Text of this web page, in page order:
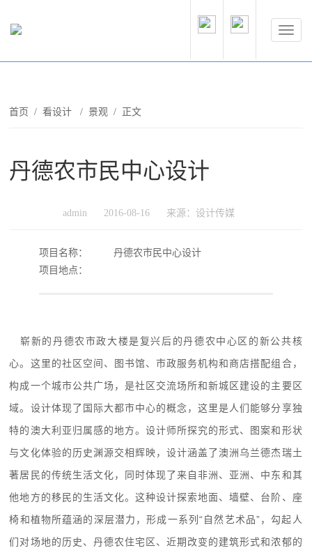
首页 /看设计 / 景观 / 正文
丹德农市民中心设计
admin 2016-08-16 来源：设计传媒
项目名称：
丹德农市民中心设计
项目地点：
崭新的丹德农市政大楼是复兴后的丹德农中心区的新公共核
心。这里的社区空间、图书馆、市政服务机构和商店搭配组合，
构成一个城市公共广场，是社区交流场所和新城区建设的主要区
域。设计体现了国际大都市中心的概念，这里是人们能够分享独
特的澳大利亚归属感的地方。设计师所探究的形式、图案和形状
与文化体验的历史渊源交相辉映，设计涵盖了澳洲乌兰德杰瑞土
著居民的传统生活文化，同时体现了来自非洲、亚洲、中东和其
他地方的移民的生活文化。这种设计探索地面、墙壁、台阶、座
椅和植物所蕴涵的深层潜力，形成一系列“自然艺术品”，勾起人
们对场地的历史、丹德农住宅区、近期改变的建筑形式和浓郁的